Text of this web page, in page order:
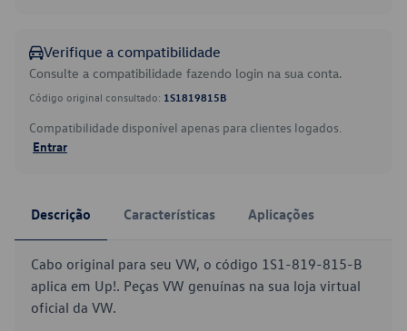
Verifique a compatibilidade
Consulte a compatibilidade fazendo login na sua conta.
Código original consultado: 1S1819815B
Compatibilidade disponível apenas para clientes logados.
Entrar
Descrição Características Aplicações
Cabo original para seu VW, o código 1S1-819-815-B
aplica em Up!. Peças VW genuínas na sua loja virtual
oficial da VW.